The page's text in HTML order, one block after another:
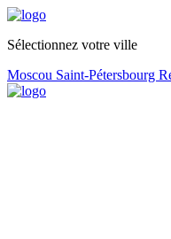
Sélectionnez votre ville
Moscou Saint-Pétersbourg